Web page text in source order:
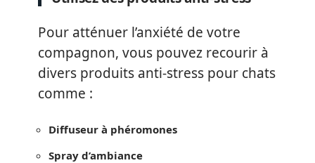
Pour atténuer l’anxiété de votre
compagnon, vous pouvez recourir à
divers produits anti-stress pour chats
comme :
Diffuseur à phéromones
Spray d’ambiance